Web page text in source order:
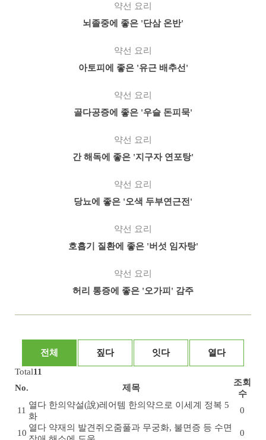
약선 요리
뇌졸중에 좋은 '단삼 온반'
약선 요리
아토피에 좋은 '유근 배추선'
약선 요리
골다공증에 좋은 '우슬 돈피묵'
약선 요리
간 해독에 좋은 '지구자 연포탕'
약선 요리
당뇨에 좋은 '오색 두부연근전'
약선 요리
호흡기 질환에 좋은 '버섯 임자탕'
약선 요리
허리 통증에 좋은 '오가피' 감주
전체 짚다 잇다
열다
Total11
No.
제목
조회
수
11
열다 한의약설(說)레어템 한의약으로 이세계 정복 5
화
0
10
열다 약재의 발견 쥐오줌풀과 무궁화, 불면증 등 수면
0